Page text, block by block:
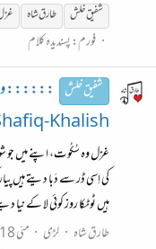
شفیقخلش طارق شاہ
فورم:پسندیدہ کلام
شفیق خلش :::::: وہ
Khalish
غزل وہ سُکُوت، اپنے میں جو
کی اِسی ڈر سے دَبا دیتے ہیں
ہیں ٹوٹکا روز کوئی لا کے
طارق شاہ
لڑی مئی 18، 2019